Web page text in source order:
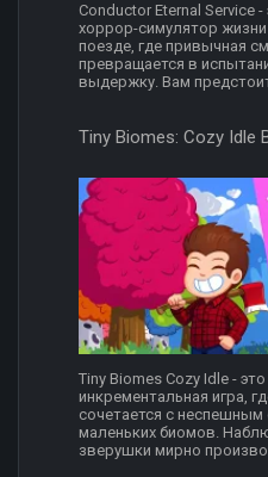
Conductor Eternal Service
хоррор-симулятор
поезде, где привычная
превращается в
выдержку. Вам
Tiny Biomes: Cozy Idle
Tiny Biomes Cozy Idle -
инкрементальная игра,
сочетается с
маленьких биомов.
зверушки мирно